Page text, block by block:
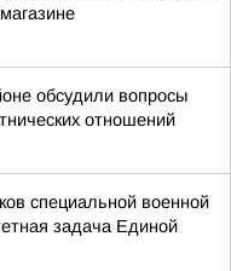
обсудили вопросы
отношений
специальной военной
задача Единой